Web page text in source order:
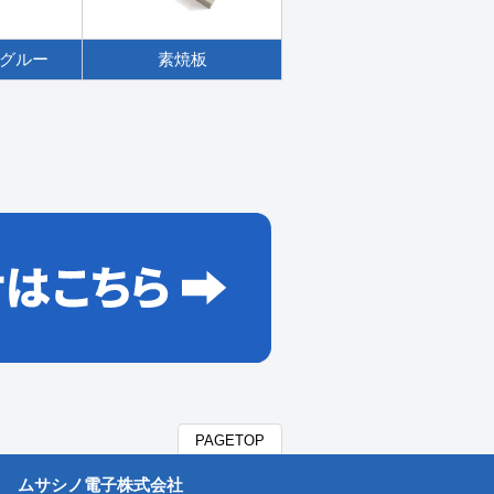
ルー 素焼板
PAGETOP
ムサシノ電子株式会社